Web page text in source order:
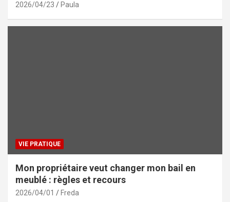
2026/04/23 Paula
VIE PRATIQUE
Mon propriétaire veut changer mon bail en
meublé : règles et recours
2026/04/01 Freda